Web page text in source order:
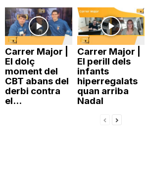
Carrer Major |
El dolç
moment del
CBT abans del
derbi contra
el...
Carrer Major |
El perill dels
infants
hiperregalats
quan arriba
Nadal